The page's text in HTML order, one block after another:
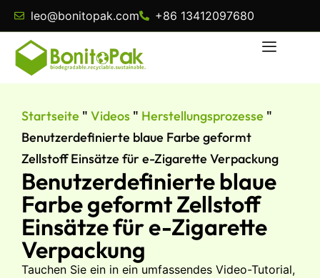
leo@bonitopak.com +86 13412097680
Startseite " Videos " Herstellungsprozesse "
Benutzerdefinierte blaue Farbe geformt
Zellstoff Einsätze für e-Zigarette Verpackung
Benutzerdefinierte blaue
Farbe geformt Zellstoff
Einsätze für e-Zigarette
Verpackung
Tauchen Sie ein in ein umfassendes Video-Tutorial,